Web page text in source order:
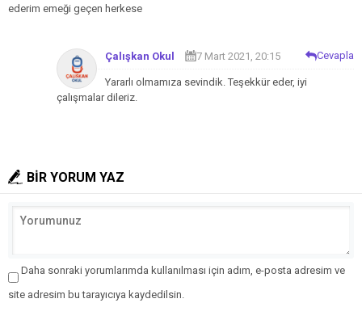
ederim emeği geçen herkese
Çalışkan Okul 7 Mart 2021, 20:15
Yararlı olmamıza sevindik. Teşekkür eder, iyi
çalışmalar dileriz.
Cevapla
BİR YORUM YAZ
Daha sonraki yorumlarımda kullanılması için adım, e-posta adresim ve
site adresim bu tarayıcıya kaydedilsin.